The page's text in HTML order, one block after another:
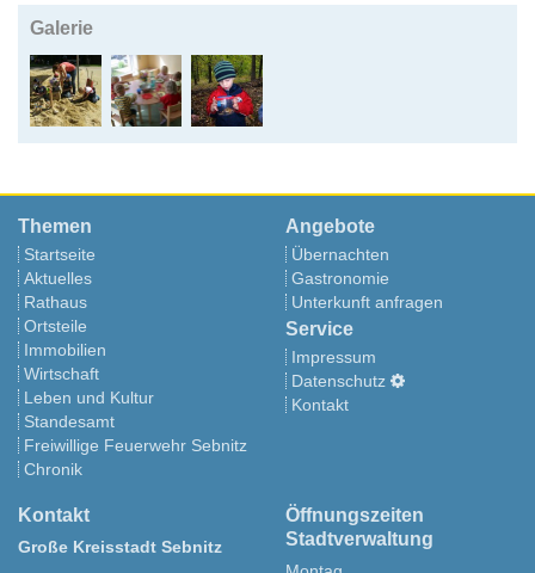
Galerie
Themen
Startseite
Aktuelles
Rathaus
Ortsteile
Immobilien
Wirtschaft
Leben und Kultur
Standesamt
Freiwillige Feuerwehr Sebnitz
Chronik
Angebote
Übernachten
Gastronomie
Unterkunft anfragen
Service
Impressum
Datenschutz
Kontakt
Kontakt
Große Kreisstadt Sebnitz
Öffnungszeiten
Stadtverwaltung